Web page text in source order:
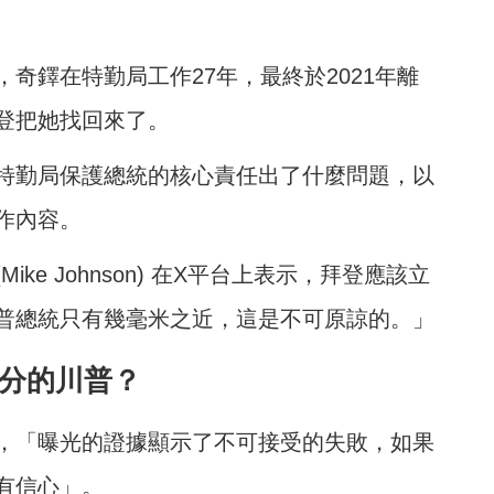
奇鐸在特勤局工作27年，最終於2021年離
她找回來了。
勤局保護總統的核心責任出了什麼問題，以
容。
Johnson) 在X平台上表示，拜登應該立
統只有幾毫米之近，這是不可原諒的。」
的川普？
「曝光的證據顯示了不可接受的失敗，如果
心」。